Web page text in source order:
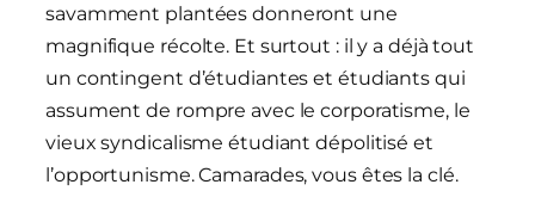
savamment plantées donneront une
magnifique récolte. Et surtout : il y a déjà tout
un contingent d’étudiantes et étudiants qui
assument de rompre avec le corporatisme, le
vieux syndicalisme étudiant dépolitisé et
l’opportunisme. Camarades, vous êtes la clé.